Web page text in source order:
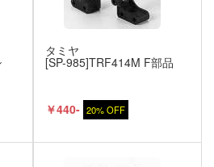
タミヤ
[SP-985]TRF414M F部品
￥440- 20% OFF